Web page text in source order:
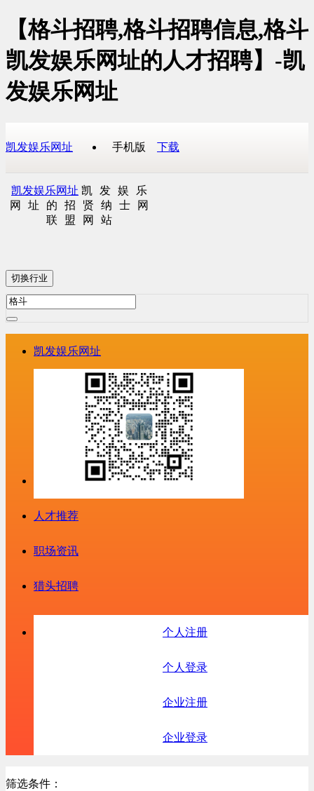
【格斗招聘,格斗招聘信息,格斗
凯发娱乐网址的人才招聘】-凯
发娱乐网址
凯发娱乐网址 手机版 下载
凯发娱乐网址 凯发娱乐
网址的招贤纳士网
联盟网站
切换行业
凯发娱乐网址
人才推荐
职场资讯
猎头招聘
个人注册
个人登录
企业注册
企业登录
筛选条件：